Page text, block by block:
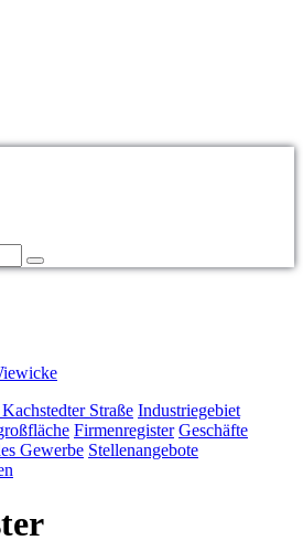
Straße Industriegebiet
Firmenregister Geschäfte
Gewerbe Stellenangebote